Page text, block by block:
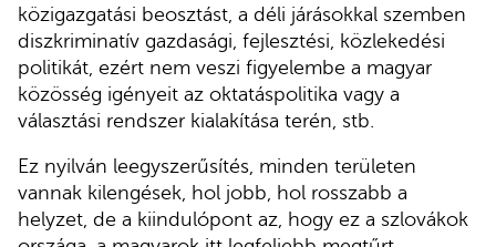
közigazgatási beosztást, a déli járásokkal szemben
diszkriminatív gazdasági, fejlesztési, közlekedési
politikát, ezért nem veszi figyelembe a magyar
közösség igényeit az oktatáspolitika vagy a
választási rendszer kialakítása terén, stb.
Ez nyilván leegyszerűsítés, minden területen
vannak kilengések, hol jobb, hol rosszabb a
helyzet, de a kiindulópont az, hogy ez a szlovákok